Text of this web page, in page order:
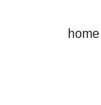
home